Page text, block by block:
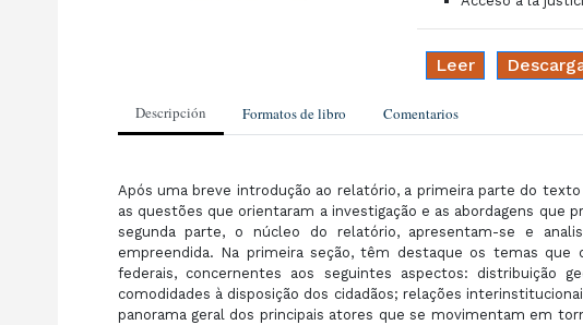
Leer
Descripción Formatos de libro Comentarios
Após uma breve introdução ao relatório, a primeira parte do
as questões que orientaram a investigação e as abordagens que
segunda parte, o núcleo do relatório, apresentam-se e
empreendida. Na primeira seção, têm destaque os temas que
federais, concernentes aos seguintes aspectos: distribuição
comodidades à disposição dos cidadãos; relações
panorama geral dos principais atores que se movimentam em